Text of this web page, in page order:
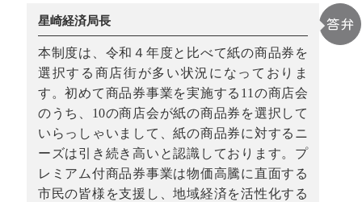
星崎経済局長
本制度は、令和４年度と比べて紙の商品券を
選択する商店街が多い状況になっておりま
す。初めて商品券事業を実施する11の商店会
のうち、10の商店会が紙の商品券を選択して
いらっしゃいまして、紙の商品券に対するニ
ーズは引き続き高いと認識しております。プ
レミアム付商品券事業は物価高騰に直面する
市民の皆様を支援し、地域経済を活性化する